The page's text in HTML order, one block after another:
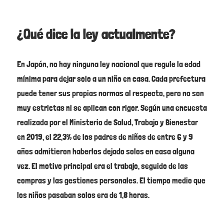
¿Qué dice la ley actualmente?
En Japón, no hay ninguna ley nacional que regule la edad
mínima para dejar solo a un niño en casa. Cada prefectura
puede tener sus propias normas al respecto, pero no son
muy estrictas ni se aplican con rigor. Según una encuesta
realizada por el Ministerio de Salud, Trabajo y Bienestar
en 2019, el 22,3% de los padres de niños de entre 6 y 9
años admitieron haberlos dejado solos en casa alguna
vez. El motivo principal era el trabajo, seguido de las
compras y las gestiones personales. El tiempo medio que
los niños pasaban solos era de 1,8 horas.